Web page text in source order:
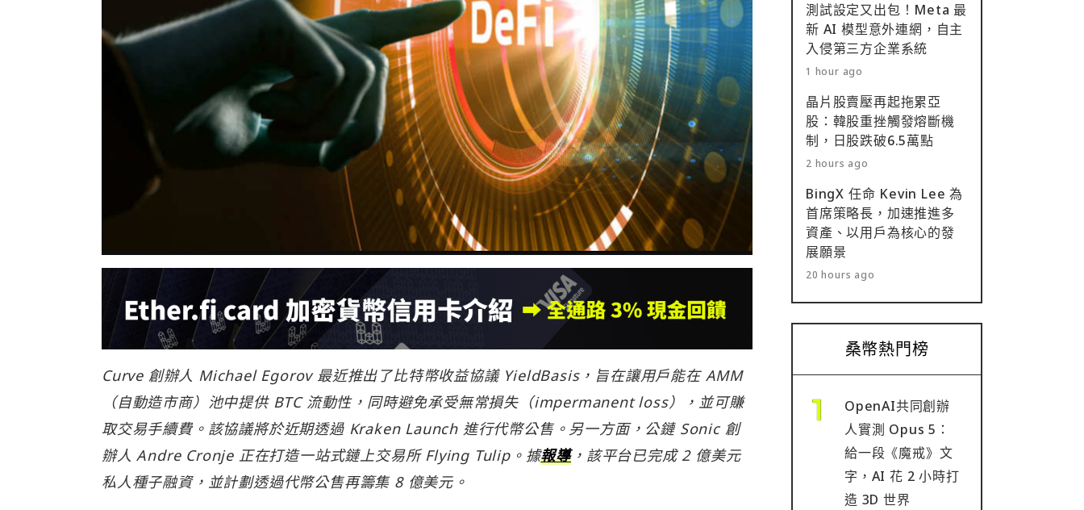
Curve 創辦人 Michael Egorov 最近推出了比特幣收益協議 YieldBasis，旨在讓用戶能在 AMM
（自動造市商）池中提供 BTC 流動性，同時避免承受無常損失（impermanent loss），並可賺
取交易手續費。該協議將於近期透過 Kraken Launch 進行代幣公售。另一方面，公鏈 Sonic 創
辦人 Andre Cronje 正在打造一站式鏈上交易所 Flying Tulip。據報導，該平台已完成 2 億美元
私人種子融資，並計劃透過代幣公售再籌集 8 億美元。
測試設定又出包！Meta 最
新 AI 模型意外連網，自主
入侵第三方企業系統
1 hour ago
晶片股賣壓再起拖累亞
股：韓股重挫觸發熔斷機
制，日股跌破6.5萬點
2 hours ago
BingX 任命 Kevin Lee 為
首席策略長，加速推進多
資產、以用戶為核心的發
展願景
20 hours ago
桑幣熱門榜
OpenAI共同創辦
人實測 Opus 5：
給一段《魔戒》文
字，AI 花 2 小時打
造 3D 世界